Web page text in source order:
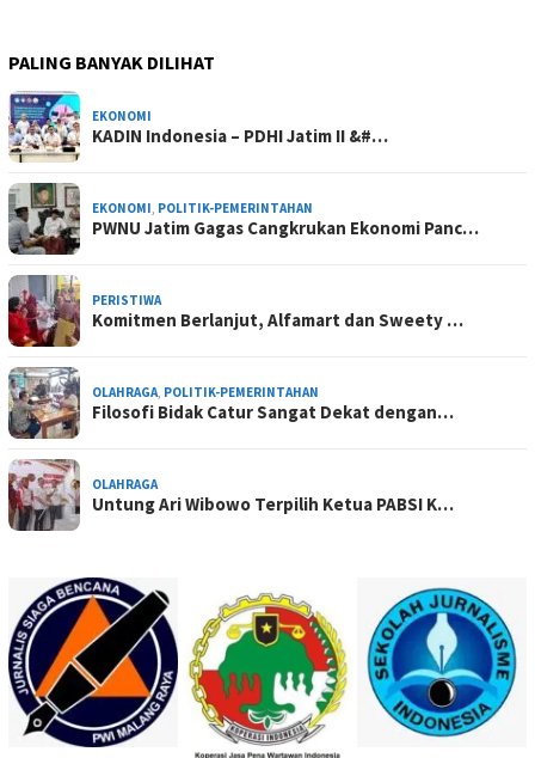
PALING BANYAK DILIHAT
EKONOMI
KADIN Indonesia – PDHI Jatim II &#…
EKONOMI POLITIK-PEMERINTAHAN
PWNU Jatim Gagas Cangkrukan Ekonomi Panc…
PERISTIWA
Komitmen Berlanjut, Alfamart dan Sweety …
OLAHRAGA POLITIK-PEMERINTAHAN
Filosofi Bidak Catur Sangat Dekat dengan…
OLAHRAGA
Untung Ari Wibowo Terpilih Ketua PABSI K…